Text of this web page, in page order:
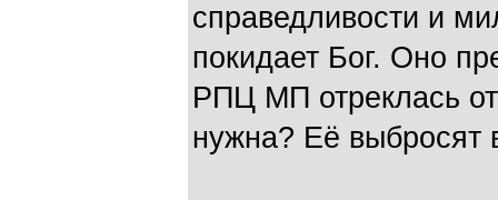
справедливости и
покидает Бог. Оно
РПЦ МП отреклась от
нужна? Её выбросят